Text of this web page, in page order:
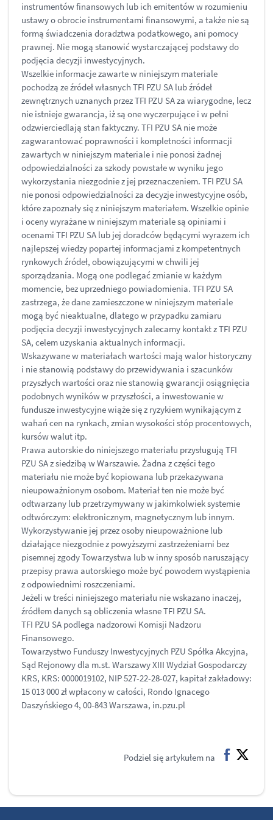
instrumentów finansowych lub ich emitentów w rozumieniu
ustawy o obrocie instrumentami finansowymi, a także nie są
formą świadczenia doradztwa podatkowego, ani pomocy
prawnej. Nie mogą stanowić wystarczającej podstawy do
podjęcia decyzji inwestycyjnych.
Wszelkie informacje zawarte w niniejszym materiale
pochodzą ze źródeł własnych TFI PZU SA lub źródeł
zewnętrznych uznanych przez TFI PZU SA za wiarygodne, lecz
nie istnieje gwarancja, iż są one wyczerpujące i w pełni
odzwierciedlają stan faktyczny. TFI PZU SA nie może
zagwarantować poprawności i kompletności informacji
zawartych w niniejszym materiale i nie ponosi żadnej
odpowiedzialności za szkody powstałe w wyniku jego
wykorzystania niezgodnie z jej przeznaczeniem. TFI PZU SA
nie ponosi odpowiedzialności za decyzje inwestycyjne osób,
które zapoznały się z niniejszym materiałem. Wszelkie opinie
i oceny wyrażane w niniejszym materiale są opiniami i
ocenami TFI PZU SA lub jej doradców będącymi wyrazem ich
najlepszej wiedzy popartej informacjami z kompetentnych
rynkowych źródeł, obowiązującymi w chwili jej
sporządzania. Mogą one podlegać zmianie w każdym
momencie, bez uprzedniego powiadomienia. TFI PZU SA
zastrzega, że dane zamieszczone w niniejszym materiale
mogą być nieaktualne, dlatego w przypadku zamiaru
podjęcia decyzji inwestycyjnych zalecamy kontakt z TFI PZU
SA, celem uzyskania aktualnych informacji.
Wskazywane w materiałach wartości mają walor historyczny
i nie stanowią podstawy do przewidywania i szacunków
przyszłych wartości oraz nie stanowią gwarancji osiągnięcia
podobnych wyników w przyszłości, a inwestowanie w
fundusze inwestycyjne wiąże się z ryzykiem wynikającym z
wahań cen na rynkach, zmian wysokości stóp procentowych,
kursów walut itp.
Prawa autorskie do niniejszego materiału przysługują TFI
PZU SA z siedzibą w Warszawie. Żadna z części tego
materiału nie może być kopiowana lub przekazywana
nieupoważnionym osobom. Materiał ten nie może być
odtwarzany lub przetrzymywany w jakimkolwiek systemie
odtwórczym: elektronicznym, magnetycznym lub innym.
Wykorzystywanie jej przez osoby nieupoważnione lub
działające niezgodnie z powyższymi zastrzeżeniami bez
pisemnej zgody Towarzystwa lub w inny sposób naruszający
przepisy prawa autorskiego może być powodem wystąpienia
z odpowiednimi roszczeniami.
Jeżeli w treści niniejszego materiału nie wskazano inaczej,
źródłem danych są obliczenia własne TFI PZU SA.
TFI PZU SA podlega nadzorowi Komisji Nadzoru
Finansowego.
Towarzystwo Funduszy Inwestycyjnych PZU Spółka Akcyjna,
Sąd Rejonowy dla m.st. Warszawy XIII Wydział Gospodarczy
KRS, KRS: 0000019102, NIP 527-22-28-027, kapitał zakładowy:
15 013 000 zł wpłacony w całości, Rondo Ignacego
Daszyńskiego 4, 00-843 Warszawa, in.pzu.pl
Podziel się artykułem na